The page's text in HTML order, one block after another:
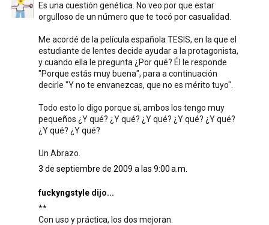
Es una cuestión genética. No veo por que estar
orgulloso de un número que te tocó por casualidad.
Me acordé de la película española TESIS, en la que el
estudiante de lentes decide ayudar a la protagonista,
y cuando ella le pregunta ¿Por qué? Él le responde
"Porque estás muy buena", para a continuación
decirle "Y no te envanezcas, que no es mérito tuyo".
Todo esto lo digo porque sí, ambos los tengo muy
pequeños ¿Y qué? ¿Y qué? ¿Y qué? ¿Y qué? ¿Y qué?
¿Y qué? ¿Y qué?
Un Abrazo.
3 de septiembre de 2009 a las 9:00 a.m.
fuckyngstyledijo...
**
Con uso y práctica, los dos mejoran.